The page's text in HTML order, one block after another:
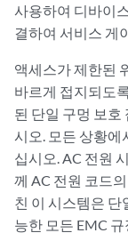
사용하여 디바이
결하여 서비스 게
액세스가 제한된
바르게 접지되도
된 단일 구멍 보호
시오. 모든 상황에
십시오. AC 전원
께 AC 전원 코드
친 이 시스템은 단
능한 모든 EMC